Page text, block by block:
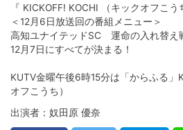
『 KICKOFF! KOCHI （キックオフこう
＜12月6日放送回の番組メニュー＞
高知ユナイテッドSC 運命の入れ替え
12月7日にすべてが決まる！
KUTV金曜午後6時15分は「からふる」
オフこうち）
出演者：奴田原 優奈